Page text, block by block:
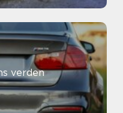
verden